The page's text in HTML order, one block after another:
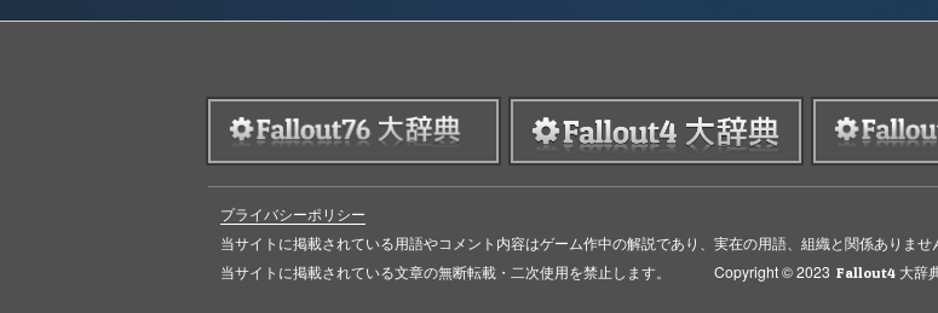
プライバシーポリシー
当サイトに掲載されている用語やコメント内容はゲーム作中の解説であり、実在の用語、組織と関係ありませ
当サイトに掲載されている文章の無断転載・二次使用を禁止します。 Copyright © 2023 Fallout4 大辞